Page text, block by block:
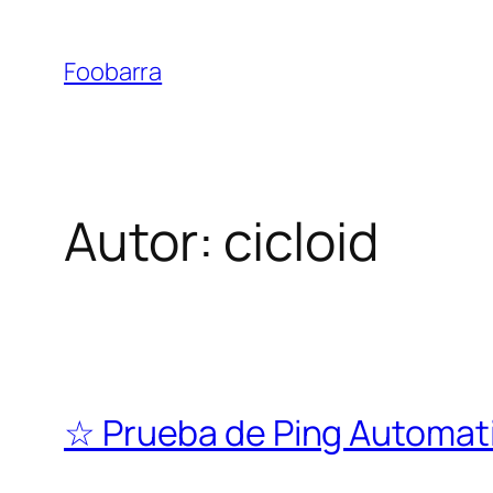
contenido
Foobarra
Autor: cicloid
☆ Prueba de Ping